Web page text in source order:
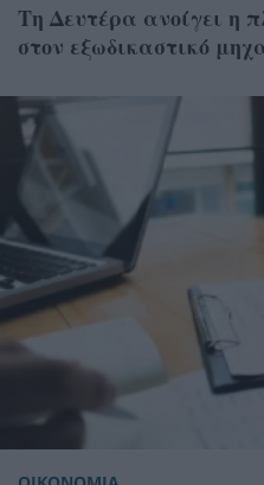
Τη Δευτέρα ανοίγει η
στον εξωδικαστικό